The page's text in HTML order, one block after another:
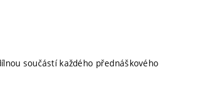
součástí každého přednáškového